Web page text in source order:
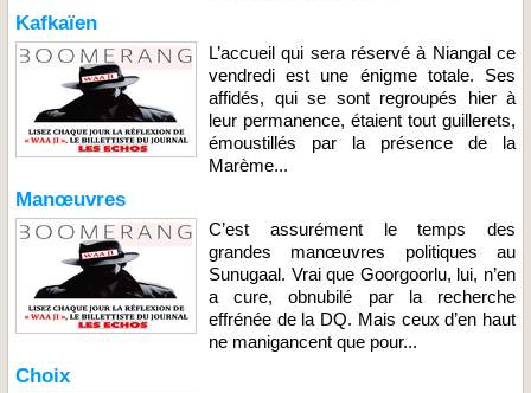
Kafkaïen
L’accueil qui sera réservé à Niangal ce
vendredi est une énigme totale. Ses
affidés, qui se sont regroupés hier à
leur permanence, étaient tout guillerets,
émoustillés par la présence de la
Marème...
Manœuvres
C’est assurément le temps des
grandes manœuvres politiques au
Sunugaal. Vrai que Goorgoorlu, lui, n’en
a cure, obnubilé par la recherche
effrénée de la DQ. Mais ceux d’en haut
ne manigancent que pour...
Choix